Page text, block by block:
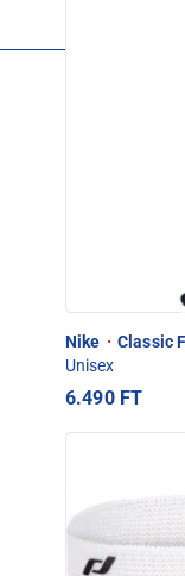
Nike · Classic
Unisex
6.490 FT